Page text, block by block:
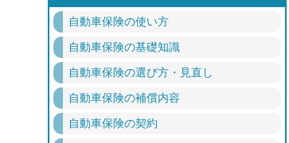
自動車保険の使い方
自動車保険の基礎知識
自動車保険の選び方・見直し
自動車保険の補償内容
自動車保険の契約